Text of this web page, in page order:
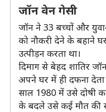
जॉन वेन गेसी
जॉन ने 33 बच्चों और
को नौकरी देने के बहाने
उत्पीड़न करता था।
दिमाग से बेहद शातिर
अपने घर में ही दफना देता
साल 1980 में उसे दोषी
के बदले उसे कई मौत की